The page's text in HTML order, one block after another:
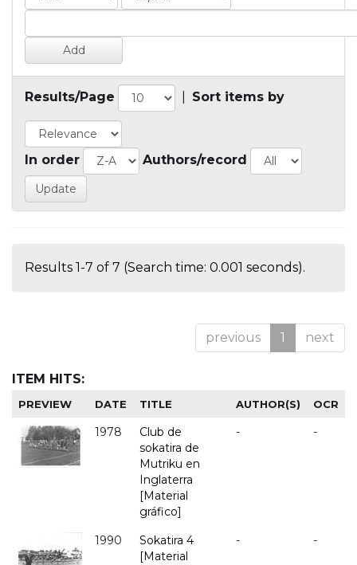
Results/Page Sort items by
In order Authors/record
Results 1-7 of 7 (Search time: 0.001 seconds).
previous 1 next
ITEM HITS:
PREVIEW DATE TITLE AUTHOR(S) OCR
1978
Club de
sokatira de
Mutriku en
Inglaterra
[Material
gráfico]
- -
1990
Sokatira 4
[Material
- -